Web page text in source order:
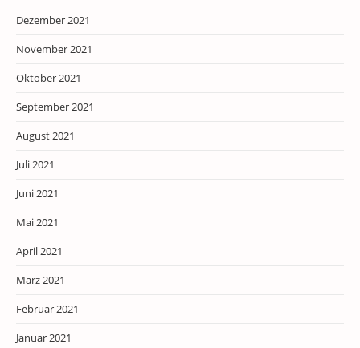
Dezember 2021
November 2021
Oktober 2021
September 2021
August 2021
Juli 2021
Juni 2021
Mai 2021
April 2021
März 2021
Februar 2021
Januar 2021